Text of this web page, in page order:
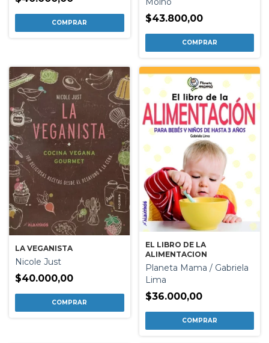
$43.800,00
LA VEGANISTA
Nicole Just
$40.000,00
EL LIBRO DE LA
ALIMENTACION
Planeta Mama / Gabriela
Lima
$36.000,00